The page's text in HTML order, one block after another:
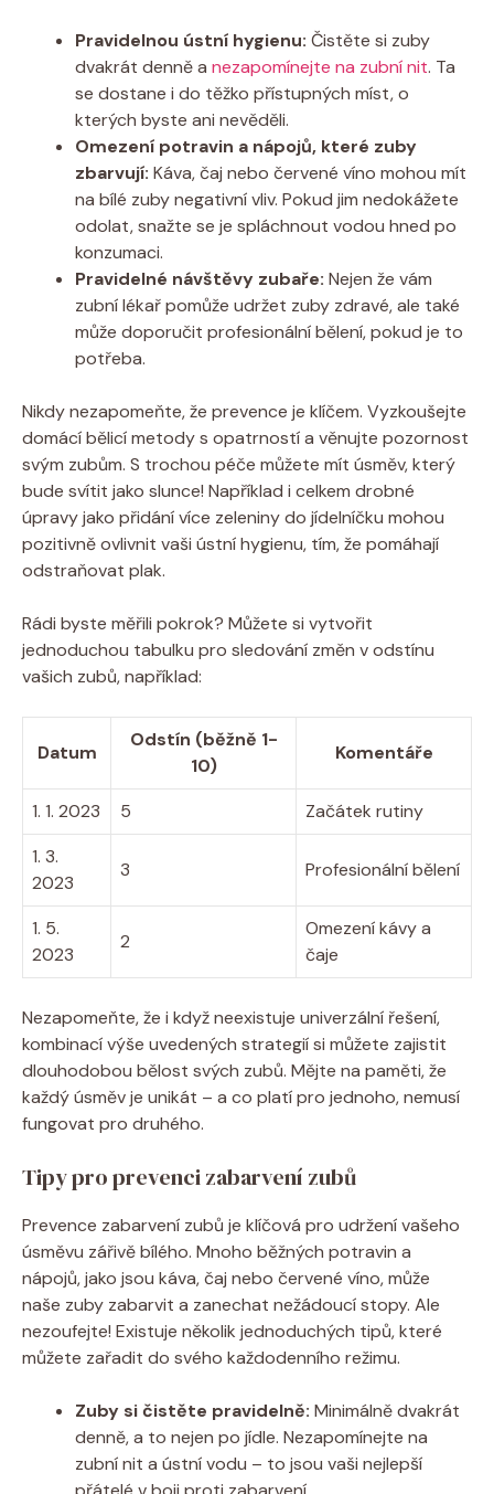
Pravidelnou ústní hygienu: Čistěte si zuby
dvakrát denně a nezapomínejte na zubní nit. Ta
se dostane i do těžko přístupných míst, o
kterých byste ani nevěděli.
Omezení potravin a nápojů, které zuby
zbarvují: Káva, čaj nebo červené víno mohou mít
na bílé zuby negativní vliv. Pokud jim nedokážete
odolat, snažte se je spláchnout vodou hned po
konzumaci.
Pravidelné návštěvy zubaře: Nejen že vám
zubní lékař pomůže udržet zuby zdravé, ale také
může doporučit profesionální bělení, pokud je to
potřeba.
Nikdy nezapomeňte, že prevence je klíčem. Vyzkoušejte
domácí bělicí metody s opatrností a věnujte pozornost
svým zubům. S trochou péče můžete mít úsměv, který
bude svítit jako slunce! Například i celkem drobné
úpravy jako přidání více zeleniny do jídelníčku mohou
pozitivně ovlivnit vaši ústní hygienu, tím, že pomáhají
odstraňovat plak.
Rádi byste měřili pokrok? Můžete si vytvořit
jednoduchou tabulku pro sledování změn v odstínu
vašich zubů, například:
Datum
Odstín (běžně 1-
10)
Komentáře
1. 1. 2023 5
Začátek rutiny
1. 3.
2023
3 Profesionální bělení
1. 5.
2023
2
Omezení kávy a
čaje
Nezapomeňte, že i když neexistuje univerzální řešení,
kombinací výše uvedených strategií si můžete zajistit
dlouhodobou bělost svých zubů. Mějte na paměti, že
každý úsměv je unikát – a co platí pro jednoho, nemusí
fungovat pro druhého.
Tipy pro prevenci zabarvení zubů
Prevence zabarvení zubů je klíčová pro udržení vašeho
úsměvu zářivě bílého. Mnoho běžných potravin a
nápojů, jako jsou káva, čaj nebo červené víno, může
naše zuby zabarvit a zanechat nežádoucí stopy. Ale
nezoufejte! Existuje několik jednoduchých tipů, které
můžete zařadit do svého každodenního režimu.
Zuby si čistěte pravidelně: Minimálně dvakrát
denně, a to nejen po jídle. Nezapomínejte na
zubní nit a ústní vodu – to jsou vaši nejlepší